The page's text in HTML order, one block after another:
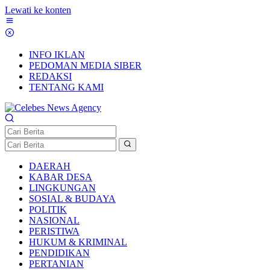
Lewati ke konten
INFO IKLAN
PEDOMAN MEDIA SIBER
REDAKSI
TENTANG KAMI
DAERAH
KABAR DESA
LINGKUNGAN
SOSIAL & BUDAYA
POLITIK
NASIONAL
PERISTIWA
HUKUM & KRIMINAL
PENDIDIKAN
PERTANIAN